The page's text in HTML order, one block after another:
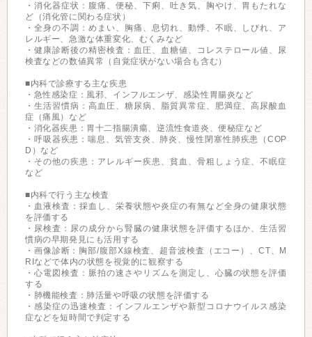
・消化器症状：腹痛、便秘、下痢、吐き気、胸やけ、胃もたれな
ど（消化管に関わる症状）
・全身の不調：めまい、胸痛、息切れ、動悸、不眠、しびれ、ア
レルギー、急激な体重変化、むくみなど
・健康診断後の精密検査：血圧、血糖値、コレステロール値、尿
検査などの数値異常（自覚症状がない場合も含む）
■内科で診療する主な疾患
・急性感染症：風邪、インフルエンザ、感染性胃腸炎など
・生活習慣病：高血圧、糖尿病、脂質異常症、肥満症、高尿酸血
症（痛風）など
・消化器疾患：胃十二指腸潰瘍、逆流性食道炎、便秘症など
・呼吸器疾患：喘息、気管支炎、肺炎、慢性閉塞性肺疾患（COP
D）など
・その他の疾患：アレルギー疾患、貧血、骨粗しょう症、不眠症
など
■内科で行う主な検査
・血液検査：採血し、栄養状態や炎症の有無など全身の健康状態
を評価する
・尿検査：尿の成分から腎臓の健康状態を評価するほか、生活習
慣病の早期発見にも活用する
・画像診断：胸部/腹部X線検査、超音波検査（エコー）、CT、M
RIなどで体内の状態を視覚的に観察する
・心電図検査：脈拍の速さやリズムを測定し、心臓の状態を評価
する
・肺機能検査：肺活量や呼吸の状態を評価する
・感染症の迅速検査：インフルエンザや新型コロナウイルス感染
症などを短時間で判定する